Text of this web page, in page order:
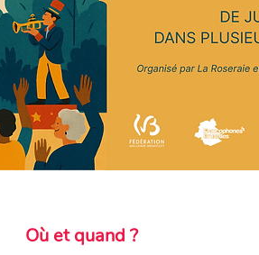
Où et quand ?